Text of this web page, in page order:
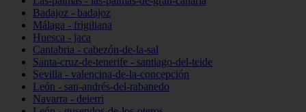
Badajoz - badajoz
Málaga - frigiliana
Huesca - jaca
Cantabria - cabezón-de-la-sal
Santa-cruz-de-tenerife - santiago-del-teide
Sevilla - valencina-de-la-concepción
León - san-andrés-del-rabanedo
Navarra - deierri